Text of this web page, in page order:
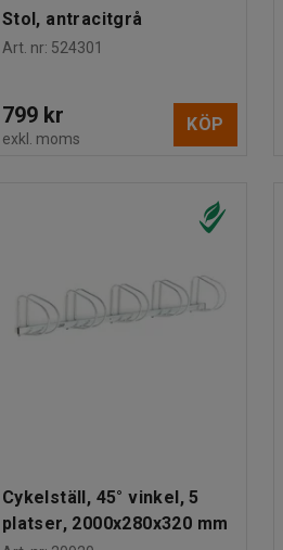
Stol, antracitgrå
Art. nr: 524301
799 kr
exkl. moms
KÖP
Cykelställ, 45° vinkel, 5
platser, 2000x280x320 mm